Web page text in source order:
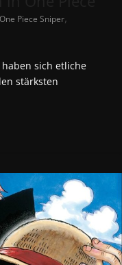
One Piece Sniper,
sich etliche
stärksten